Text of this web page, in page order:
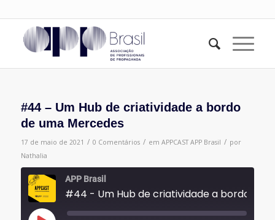
#44 – Um Hub de criatividade a bordo
de uma Mercedes
17 de maio de 2021 / 0 Comentários / em APPCAST APP Brasil / por
Nathalia
APP Brasil